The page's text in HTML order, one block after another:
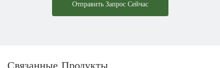
Отправить Запрос Сейчас
Связанные Продукты